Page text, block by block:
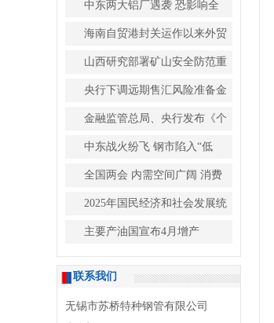
中东两大铝厂遇袭 恐影响全
海南自贸港封关运作以来外贸
山西研究部署矿山安全防范重
央行下调远期售汇风险准备金
金融监管总局、央行发布《个
中东战火纷飞 钢市陷入“低
全国两会 内需空间广阔 消费
2025年国民经济和社会发展统
主要产油国宣布4月增产
联系我们
无锡市苏桥特种钢管有限公司